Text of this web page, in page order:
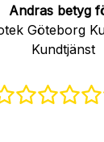
Andras betyg
Göteborg
Kundtjänst